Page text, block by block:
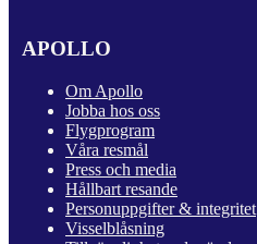
APOLLO
Om Apollo
Jobba hos oss
Flygprogram
Våra resmål
Press och media
Hållbart resande
Personuppgifter & integritet
Visselblåsning